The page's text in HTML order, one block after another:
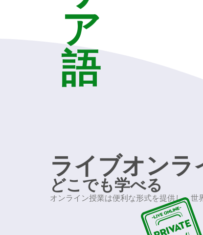
ア
語
ライブオンラ
どこでも学べる
オンライン授業は便利な形式を提供し、